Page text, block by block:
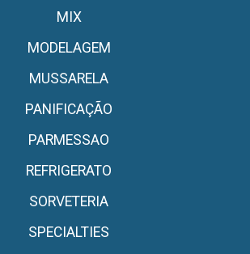
MIX
MODELAGEM
MUSSARELA
PANIFICAÇÃO
PARMESSAO
REFRIGERATO
SORVETERIA
SPECIALTIES